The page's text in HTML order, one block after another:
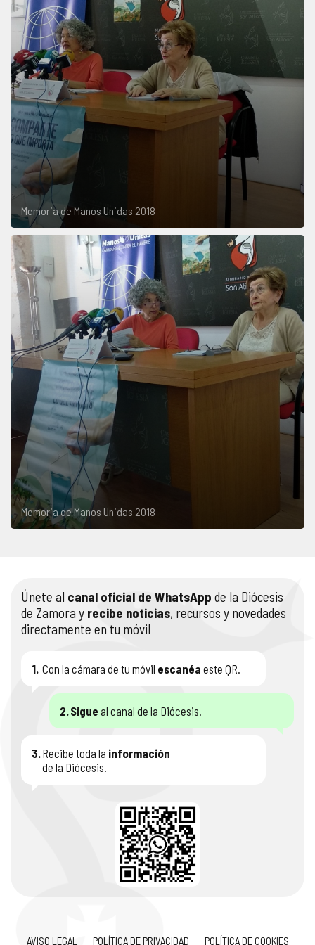
Memoria de Manos Unidas 2018
Memoria de Manos Unidas 2018
Únete al canal oficial de WhatsApp de la Diócesis
de Zamora y recibe noticias, recursos y novedades
directamente en tu móvil
1. Con la cámara de tu móvil escanéa este QR.
2.Sigue al canal de la Diócesis.
3.Recibe toda la información
de la Diócesis.
AVISO LEGAL POLÍTICA DE PRIVACIDAD POLÍTICA DE COOKIES